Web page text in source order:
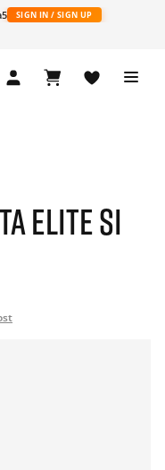
SIGN IN / SIGN UP
ELITE SI